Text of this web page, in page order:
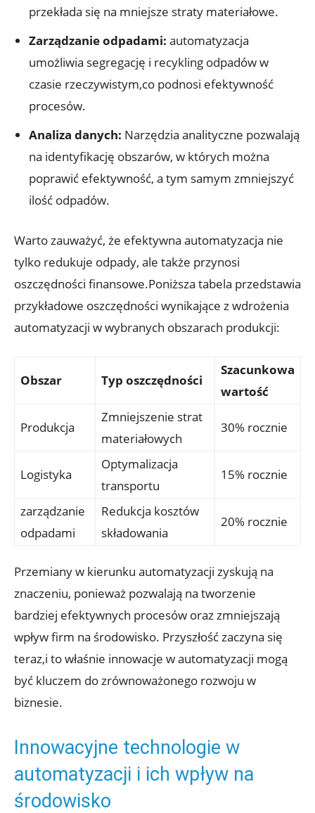
przekłada się na mniejsze straty materiałowe.
Zarządzanie odpadami: automatyzacja
umożliwia segregację i recykling odpadów w
czasie rzeczywistym,co podnosi efektywność
procesów.
Analiza danych: Narzędzia analityczne pozwalają
na identyfikację obszarów, w których można
poprawić efektywność, a tym samym zmniejszyć
ilość odpadów.
Warto zauważyć, że efektywna automatyzacja nie
tylko redukuje odpady, ale także przynosi
oszczędności finansowe.Poniższa tabela przedstawia
przykładowe oszczędności wynikające z wdrożenia
automatyzacji w wybranych obszarach produkcji:
Obszar Typ oszczędności
Szacunkowa
wartość
Produkcja
Zmniejszenie strat
materiałowych
30% rocznie
Logistyka
Optymalizacja
transportu
15% rocznie
zarządzanie
odpadami
Redukcja kosztów
składowania
20% rocznie
Przemiany w kierunku automatyzacji zyskują na
znaczeniu, ponieważ pozwalają na tworzenie
bardziej efektywnych procesów oraz zmniejszają
wpływ firm na środowisko. Przyszłość zaczyna się
teraz,i to właśnie innowacje w automatyzacji mogą
być kluczem do zrównoważonego rozwoju w
biznesie.
Innowacyjne technologie w
automatyzacji i ich wpływ na
środowisko